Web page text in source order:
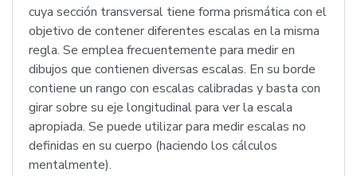
cuya sección transversal tiene forma prismática con el
objetivo de contener diferentes escalas en la misma
regla. Se emplea frecuentemente para medir en
dibujos que contienen diversas escalas. En su borde
contiene un rango con escalas calibradas y basta con
girar sobre su eje longitudinal para ver la escala
apropiada. Se puede utilizar para medir escalas no
definidas en su cuerpo (haciendo los cálculos
mentalmente).